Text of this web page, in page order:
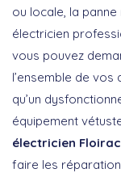
ou locale, la
électricien
vous pouvez
l’ensemble de
qu’un
équipement
électricien Floirac
faire les